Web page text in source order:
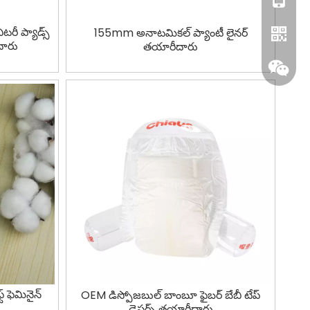
ప్యాడ్స్
155mm అనాటమికల్ ప్యాంటీ లైనర్
తయారీదారు
ఫెమినైన్
OEM డిస్పోజబుల్ బాంబూ ఫైబర్ బేబీ టేప్